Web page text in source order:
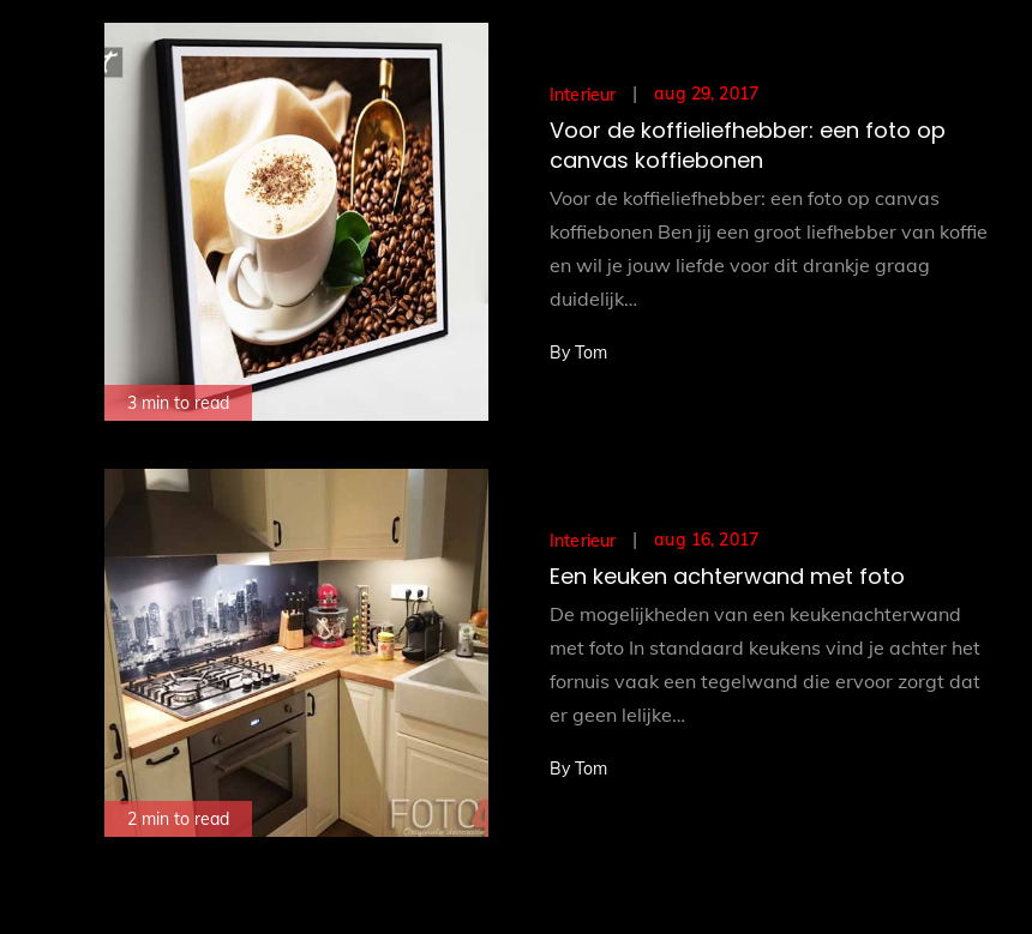
3 min to read
Interieur
Posted
on
aug 29, 2017
Voor de koffieliefhebber: een foto op
canvas koffiebonen
Voor de koffieliefhebber: een foto op canvas
koffiebonen Ben jij een groot liefhebber van koffie
en wil je jouw liefde voor dit drankje graag
duidelijk…
By Tom
2 min to read
Interieur
Posted
on
aug 16, 2017
Een keuken achterwand met foto
De mogelijkheden van een keukenachterwand
met foto In standaard keukens vind je achter het
fornuis vaak een tegelwand die ervoor zorgt dat
er geen lelijke…
By Tom